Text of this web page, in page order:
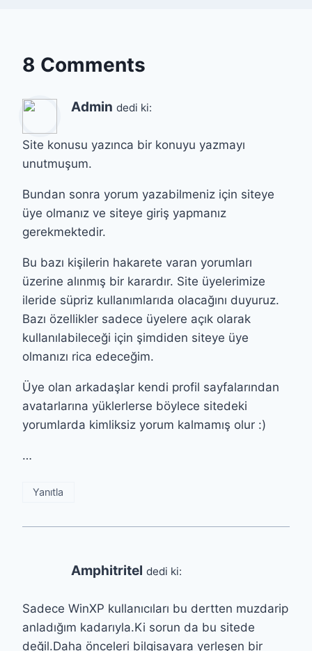
8 Comments
Admin dedi ki:
Site konusu yazınca bir konuyu yazmayı
unutmuşum.
Bundan sonra yorum yazabilmeniz için siteye
üye olmanız ve siteye giriş yapmanız
gerekmektedir.
Bu bazı kişilerin hakarete varan yorumları
üzerine alınmış bir karardır. Site üyelerimize
ileride süpriz kullanımlarıda olacağını duyuruz.
Bazı özellikler sadece üyelere açık olarak
kullanılabileceği için şimdiden siteye üye
olmanızı rica edeceğim.
Üye olan arkadaşlar kendi profil sayfalarından
avatarlarına yüklerlerse böylece sitedeki
yorumlarda kimliksiz yorum kalmamış olur :)
…
Yanıtla
Amphitritel dedi ki:
Sadece WinXP kullanıcıları bu dertten muzdarip
anladığım kadarıyla.Ki sorun da bu sitede
değil.Daha önceleri bilgisayara yerleşen bir